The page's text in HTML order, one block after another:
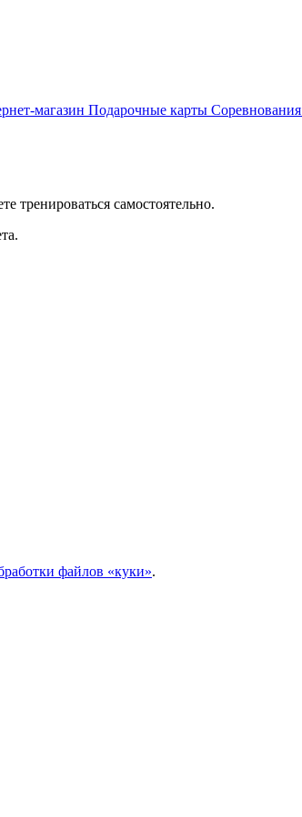
магазин Подарочные карты Соревнования
тренироваться самостоятельно.
файлов «куки».